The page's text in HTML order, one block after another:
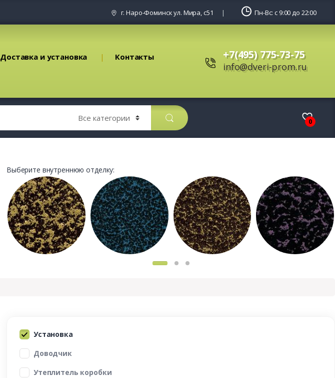
г. Наро-Фоминск ул. Мира, с51 Пн-Вс: с 9:00 до 22:00
Доставка и установка Контакты +7(495) 775-73-75
info@dveri-prom.ru
0
Выберите внутреннюю отделку:
Установка
Доводчик
Утеплитель коробки